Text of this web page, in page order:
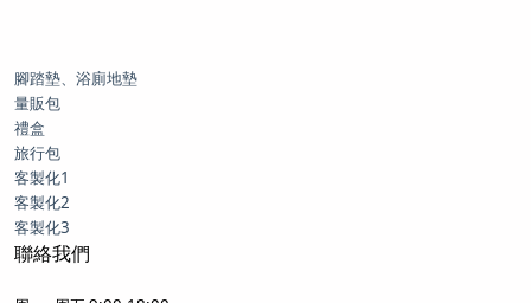
腳踏墊、浴廁地墊
量販包
禮盒
旅行包
客製化1
客製化2
客製化3
聯絡我們